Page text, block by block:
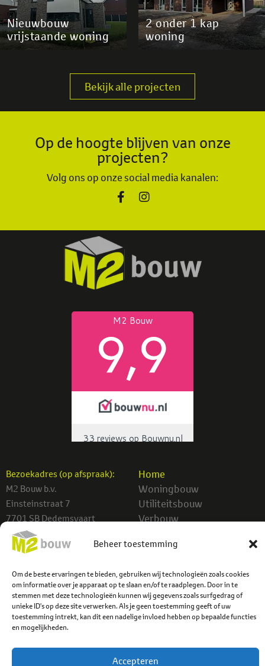
Beheer toestemming
Om de beste ervaringen te bieden, gebruiken wij technologieën zoals cookies
om informatie over je apparaat op te slaan en/of te raadplegen. Door in te
stemmen met deze technologieën kunnen wij gegevens zoals surfgedrag of
unieke ID's op deze site verwerken. Als je geen toestemming geeft of uw
toestemming intrekt, kan dit een nadelige invloed hebben op bepaalde functies
en mogelijkheden.
Accepteren
Nieuwbouw
vrijstaande woning
2 onder 1 kap
woning
Bekijk alle projecten
Op de hoogte blijven van onze
projecten?
Volg ons op onze social media kanalen:
Bezoekadres (op afspraak):
M2 Bouw b.v.
Einsteinstraat 7
7701 SB Dedemsvaart
info@m2bouw.nl
0523-614779
Home
Woningbouw
Utiliteitsbouw
Verbouw
Contact